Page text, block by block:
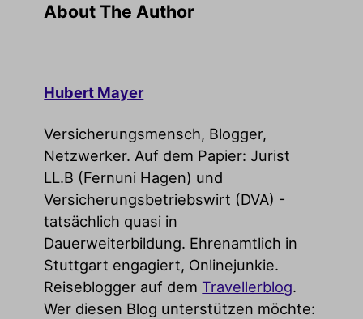
About The Author
Hubert Mayer
Versicherungsmensch, Blogger,
Netzwerker. Auf dem Papier: Jurist
LL.B (Fernuni Hagen) und
Versicherungsbetriebswirt (DVA) -
tatsächlich quasi in
Dauerweiterbildung. Ehrenamtlich in
Stuttgart engagiert, Onlinejunkie.
Reiseblogger auf dem Travellerblog.
Wer diesen Blog unterstützen möchte: